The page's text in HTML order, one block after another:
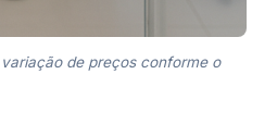
de preços conforme o